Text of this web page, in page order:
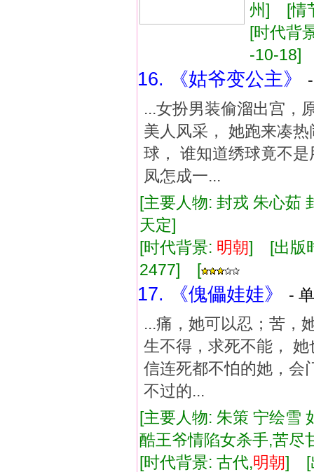
州] [情
[时代背
-10-18]
16. 《姑爷变公主》
...女扮男装偷溜出宫，
美人风采， 她跑来凑
球， 谁知道绣球竟不
凤怎成一...
[主要人物: 封戎 朱心
天定]
[时代背景: 明朝] [出版
2477] [
17. 《傀儡娃娃》
-
...痛，她可以忍；苦，
生不得，求死不能，
信连死都不怕的她，会
不过的...
[主要人物: 朱策 宁绘
酷王爷情陷女杀手,苦
[时代背景: 古代,明朝] [